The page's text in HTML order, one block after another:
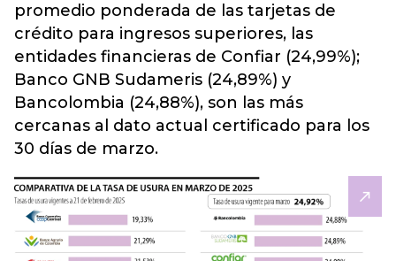
promedio ponderada de las tarjetas de
crédito para ingresos superiores, las
entidades financieras de Confiar (24,99%);
Banco GNB Sudameris (24,89%) y
Bancolombia (24,88%), son las más
cercanas al dato actual certificado para los
30 días de marzo.